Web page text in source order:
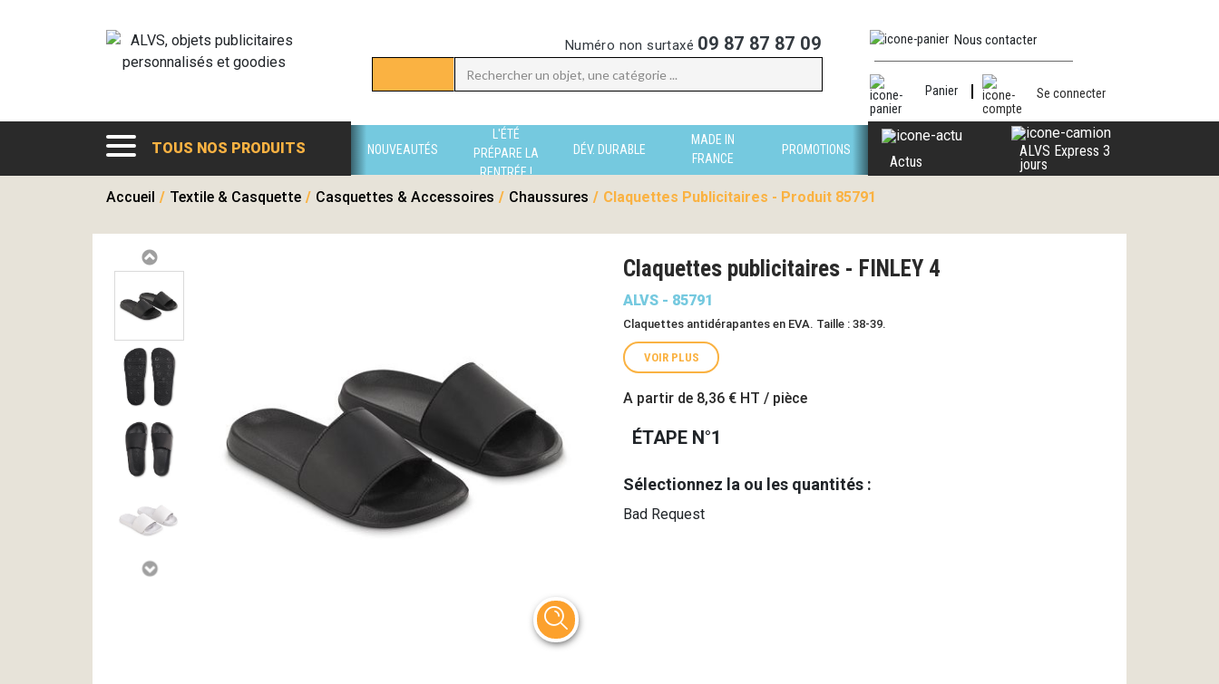
Numéro non surtaxé 09 87 87 87 09 Nous contacter
Panier Se connecter
TOUS NOS PRODUITS NOUVEAUTÉS
L'ÉTÉ
PRÉPARE LA
RENTRÉE !
DÉV. DURABLE
MADE IN
FRANCE
PROMOTIONS
Actus
ALVS Express 3
jours
Accueil / Textile & Casquette / Casquettes & Accessoires / Chaussures / Claquettes Publicitaires - Produit 85791
Claquettes publicitaires - FINLEY 4
ALVS - 85791
Claquettes antidérapantes en EVA. Taille : 38-39.
VOIR PLUS
A partir de 8,36 € HT / pièce
ÉTAPE N°1
Sélectionnez la ou les quantités :
Bad Request